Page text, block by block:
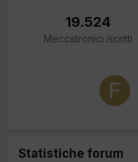
19.524
Meccatronici iscritti
Statistiche forum